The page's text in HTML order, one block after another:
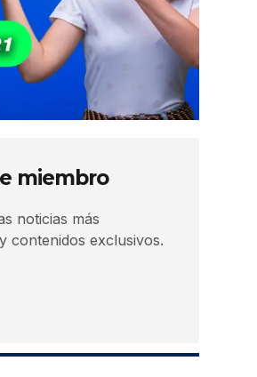
miembro
noticias más
contenidos exclusivos.